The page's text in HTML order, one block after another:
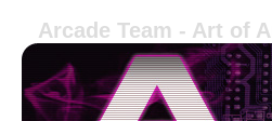
Arcade Team - Art of